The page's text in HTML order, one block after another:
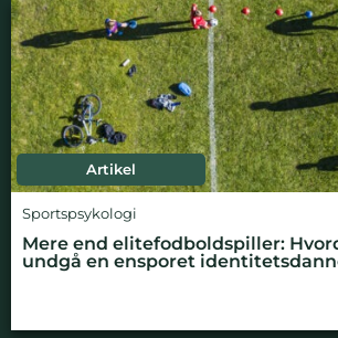
Artikel
Sportspsykologi
Mere end elitefodboldspiller:
undgå en ensporet